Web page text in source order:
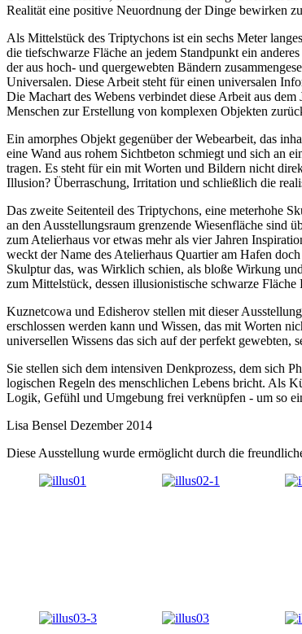
Realität eine positive Neuordnung der Dinge bewirken
Als Mittelstück des Triptychons ist ein sechs Meter
die tiefschwarze Fläche an jedem Standpunkt ein
der aus hoch- und quergewebten Bändern
Universalen. Diese Arbeit steht für einen universalen
Die Machart des Webens verbindet diese Arbeit aus
Menschen zur Erstellung von komplexen Objekten
Ein amorphes Objekt gegenüber der Webearbeit, das
eine Wand aus rohem Sichtbeton schmiegt und sich an
tragen. Es steht für ein mit Worten und Bildern nicht
Illusion? Überraschung, Irritation und schließlich die
Das zweite Seitenteil des Triptychons, eine meterhohe
an den Ausstellungsraum grenzende Wiesenfläche sind
zum Atelierhaus vor etwas mehr als vier Jahren
weckt der Name des Atelierhaus Quartier am Hafen
Skulptur das, was Wirklich schien, als bloße Wirkung
zum Mittelstück, dessen illusionistische schwarze
Kuznetcowa und Edisherov stellen mit dieser
erschlossen werden kann und Wissen, das mit Worten
universellen Wissens das sich auf der perfekt
Sie stellen sich dem intensiven Denkprozess, dem sich
logischen Regeln des menschlichen Lebens bricht. Als
Logik, Gefühl und Umgebung frei verknüpfen - um so
Lisa Bensel Dezember 2014
Diese Ausstellung wurde ermöglicht durch die